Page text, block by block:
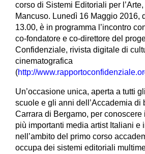
corso di Sistemi Editoriali per
Mancuso. Lunedì 16 Maggio 2016,
13.00, è in programma l’incontro
co-fondatore e co-direttore del
Confidenziale, rivista digitale di
cinematografica
(http://
Un’occasione unica, aperta a tutti
scuole e gli anni dell’Accademia di
Carrara di Bergamo, per
più importanti media artist Italiani e
nell’ambito del primo corso
occupa dei sistemi editoriali